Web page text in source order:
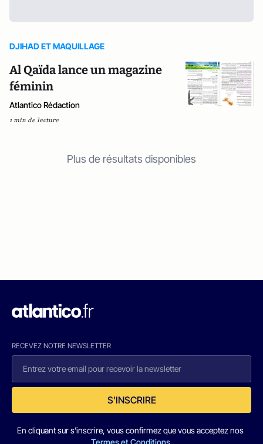
DJIHAD ET MAQUILLAGE
Al Qaïda lance un magazine
féminin
Atlantico Rédaction
1 min de lecture
Plus de résultats disponibles
RECEVEZ NOTRE NEWSLETTER
S'INSCRIRE
En cliquant sur s'inscrire, vous confirmez que vous acceptez nos
Termes et Conditions